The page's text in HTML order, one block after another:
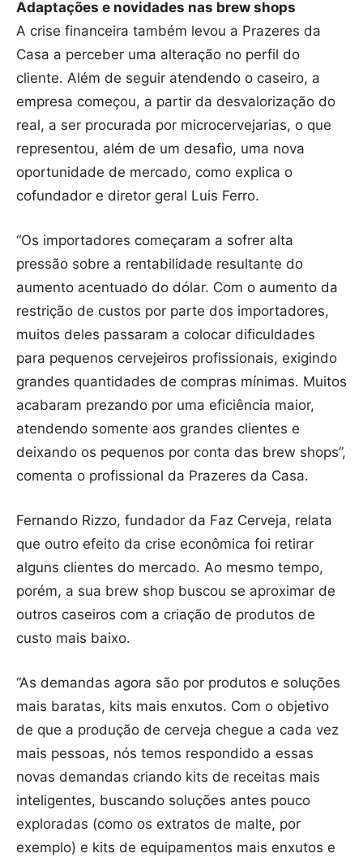
Adaptações e novidades nas brew shops
A crise financeira também levou a Prazeres da
Casa a perceber uma alteração no perfil do
cliente. Além de seguir atendendo o caseiro, a
empresa começou, a partir da desvalorização do
real, a ser procurada por microcervejarias, o que
representou, além de um desafio, uma nova
oportunidade de mercado, como explica o
cofundador e diretor geral Luis Ferro.
“Os importadores começaram a sofrer alta
pressão sobre a rentabilidade resultante do
aumento acentuado do dólar. Com o aumento da
restrição de custos por parte dos importadores,
muitos deles passaram a colocar dificuldades
para pequenos cervejeiros profissionais, exigindo
grandes quantidades de compras mínimas. Muitos
acabaram prezando por uma eficiência maior,
atendendo somente aos grandes clientes e
deixando os pequenos por conta das brew shops”,
comenta o profissional da Prazeres da Casa.
Fernando Rizzo, fundador da Faz Cerveja, relata
que outro efeito da crise econômica foi retirar
alguns clientes do mercado. Ao mesmo tempo,
porém, a sua brew shop buscou se aproximar de
outros caseiros com a criação de produtos de
custo mais baixo.
“As demandas agora são por produtos e soluções
mais baratas, kits mais enxutos. Com o objetivo
de que a produção de cerveja chegue a cada vez
mais pessoas, nós temos respondido a essas
novas demandas criando kits de receitas mais
inteligentes, buscando soluções antes pouco
exploradas (como os extratos de malte, por
exemplo) e kits de equipamentos mais enxutos e